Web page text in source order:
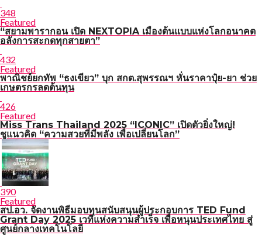
348
Featured
“สยามพารากอน เปิด NEXTOPIA เมืองต้นแบบแห่งโลกอนาคต
อลังการสะกดทุกสายตา”
432
Featured
พาณิชย์ยกทัพ “ธงเขียว” บุก สกต.สุพรรณฯ หั่นราคาปุ๋ย-ยา ช่วย
เกษตรกรลดต้นทุน
426
Featured
Miss Trans Thailand 2025 “ICONIC” เปิดตัวยิ่งใหญ่!
ชูแนวคิด “ความสวยที่มีพลัง เพื่อเปลี่ยนโลก”
390
Featured
สป.อว. จัดงานพิธีมอบทุนสนับสนุนผู้ประกอบการ TED Fund
Grant Day 2025 เวทีแห่งความสำเร็จ เพื่อหนุนประเทศไทย สู่
ศูนย์กลางเทคโนโลยี